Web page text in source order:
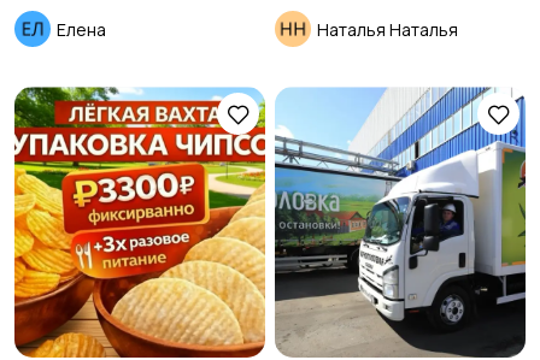
Елена Наталья Наталья